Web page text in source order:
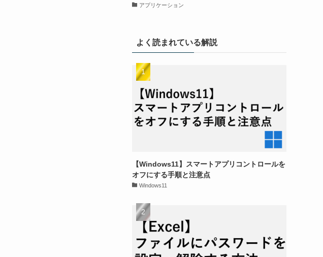
アプリケーション
よく読まれている解説
【Windows11】スマートアプリコントロールを
オフにする手順と注意点
Windows11